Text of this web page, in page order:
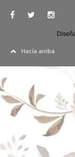
Hacía arriba